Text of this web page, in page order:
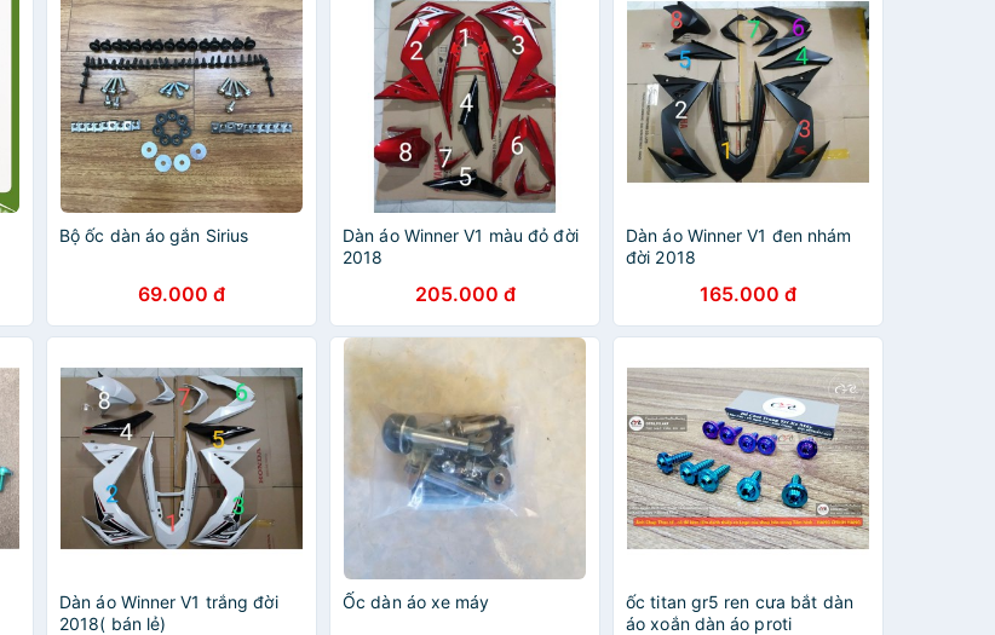
Bộ ốc dàn áo gắn Sirius
69.000 đ
Dàn áo Winner V1 màu đỏ đời
2018
205.000 đ
Dàn áo Winner V1 đen nhám
đời 2018
165.000 đ
Dàn áo Winner V1 trắng đời
2018( bán lẻ)
Ốc dàn áo xe máy
ốc titan gr5 ren cưa bắt dàn
áo xoắn dàn áo proti